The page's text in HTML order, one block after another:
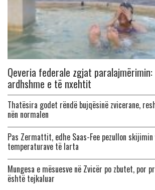
Qeveria federale zgjat paralajmërimin:
ardhshme e të nxehtit
Thatësira godet rëndë bujqësinë zvicerane,
nën normalen
Pas Zermattit, edhe Saas-Fee pezullon
temperaturave të larta
Mungesa e mësuesve në Zvicër po zbutet, por
është tejkaluar